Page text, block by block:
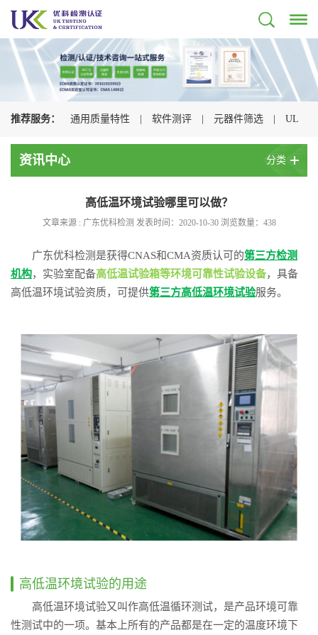
推荐服务： 通用质量特性 | 软件测评 | 元器件筛选 | UL
认证 | CSA认证
资讯中心 分类
高低温环境试验哪里可以做？
文章来源 : 广东优科检测 发表时间：2020-10-30 浏览数量： 438
广东优科检测是获得CNAS和CMA资质认可的第三方检测
机构，实验室配备高低温试验箱等环境可靠性试验设备，具备
高低温环境试验资质，可提供第三方高低温环境试验服务。
高低温环境试验的用途
高低温环境试验又叫作高低温循环测试，是产品环境可靠
性测试中的一项。基本上所有的产品都是在一定的温度环境下